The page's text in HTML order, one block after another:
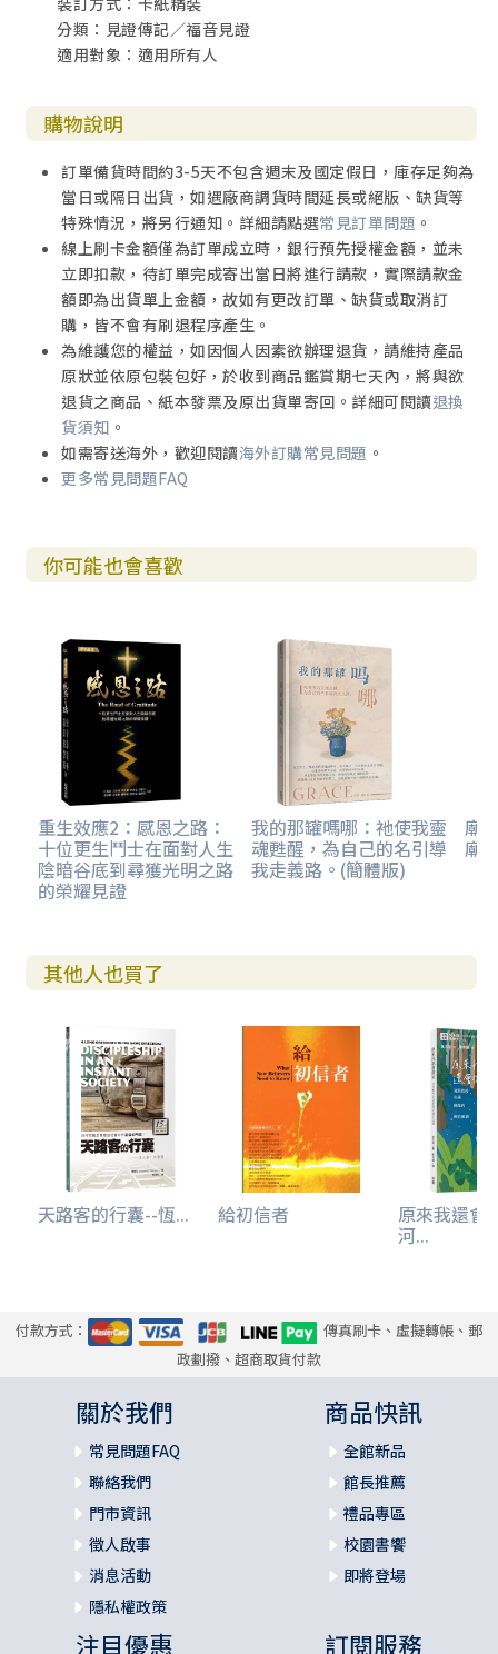
分類：見證傳記／福音見證
適用對象：適用所有人
購物說明
訂單備貨時間約3-5天不包含週末及國定假日，庫存足夠為
當日或隔日出貨，如遇廠商調貨時間延長或絕版、缺貨等
特殊情況，將另行通知。詳細請點選常見訂單問題 。
線上刷卡金額僅為訂單成立時，銀行預先授權金額，並未
立即扣款，待訂單完成寄出當日將進行請款，實際請款金
額即為出貨單上金額，故如有更改訂單、缺貨或取消訂
購，皆不會有刷退程序產生。
為維護您的權益，如因個人因素欲辦理退貨，請維持產品
原狀並依原包裝包好，於收到商品鑑賞期七天內，將與欲
退貨之商品、紙本發票及原出貨單寄回。詳細可閱讀退換
貨須知 。
如需寄送海外，歡迎閱讀海外訂購常見問題 。
更多常見問題FAQ
你可能也會喜歡
重生效應2：感恩之路：
十位更生鬥士在面對人生
陰暗谷底到尋獲光明之路
的榮耀見證
我的那罐嗎哪：祂使我靈
魂甦醒，為自己的名引導
我走義路。(簡體版)
廟
廟
其他人也買了
天路客的行囊--恆... 給初信者 原來我還會
河...
付款方式：
傳真刷卡、虛擬轉帳、郵
政劃撥、超商取貨付款
關於我們
常見問題FAQ
聯絡我們
門市資訊
徵人啟事
消息活動
隱私權政策
商品快訊
全館新品
館長推薦
禮品專區
校園書饗
即將登場
注目優惠 訂閱服務